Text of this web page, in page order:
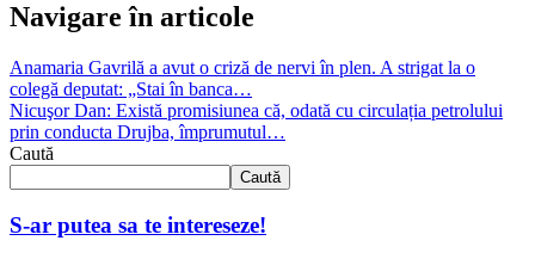
Navigare în articole
Anamaria Gavrilă a avut o criză de nervi în plen. A strigat la o
colegă deputat: „Stai în banca…
Nicuşor Dan: Există promisiunea că, odată cu circulația petrolului
prin conducta Drujba, împrumutul…
Caută
Caută
S-ar putea sa te intereseze!